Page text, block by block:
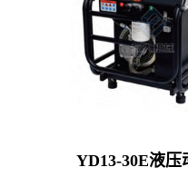
YD13-30E液压